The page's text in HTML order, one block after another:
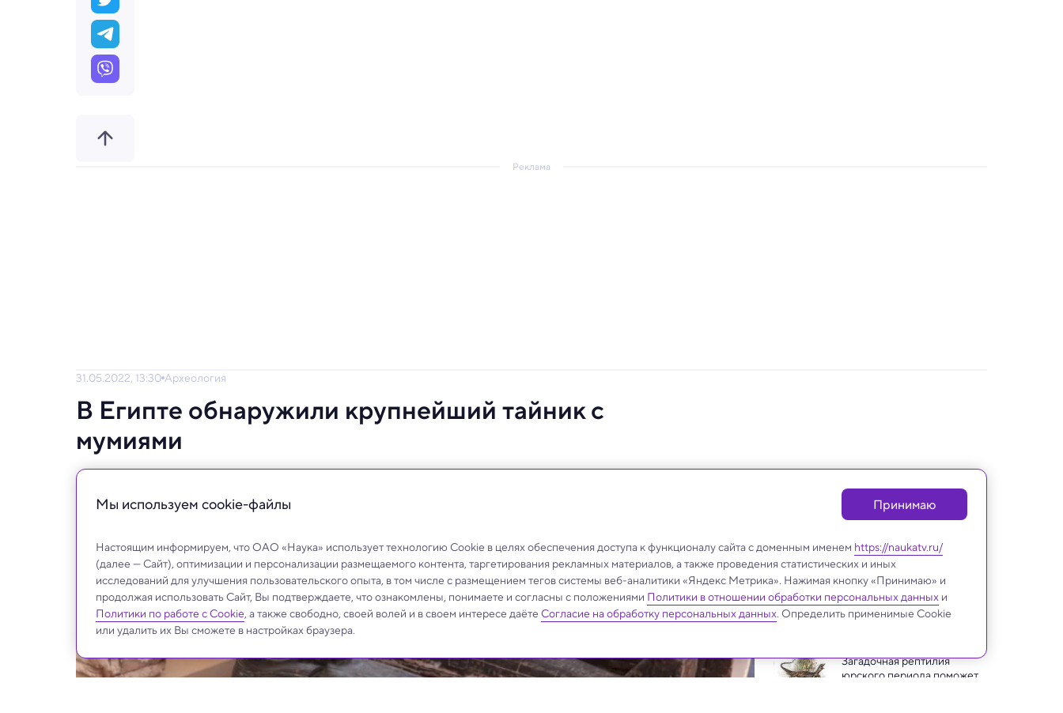
Реклама
31.05.2022, 13:30 Археология
В Египте обнаружили крупнейший тайник с
мумиями
Археологи нашли спрятанными 250 саркофагов и 150 бронзовых статуэток.
Археология
Загадочная рептилия
юрского периода поможет
Мы используем сookie-файлы Принимаю
Настоящим информируем, что ОАО «Наука» использует технологию Cookie в целях обеспечения доступа к функционалу сайта с доменным именем https://naukatv.ru/
(далее — Сайт), оптимизации и персонализации размещаемого контента, таргетирования рекламных материалов, а также проведения статистических и иных
исследований для улучшения пользовательского опыта, в том числе с размещением тегов системы веб-аналитики «Яндекс Метрика». Нажимая кнопку «Принимаю» и
продолжая использовать Сайт, Вы подтверждаете, что ознакомлены, понимаете и согласны с положениями Политики в отношении обработки персональных данных и
Политики по работе с Cookie, а также свободно, своей волей и в своем интересе даёте Согласие на обработку персональных данных. Определить применимые Cookie
или удалить их Вы сможете в настройках браузера.